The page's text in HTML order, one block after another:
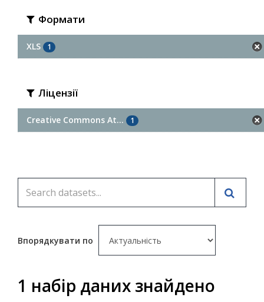
Формати
XLS 1
Ліцензії
Creative Commons At... 1
Впорядкувати по
1 набір даних знайдено